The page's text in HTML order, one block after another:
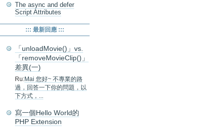
The async and defer
Script Attributes
::: 最新回應 :::
「unloadMovie()」vs.
「removeMovieClip()」
差異(一)
Ru:Mai 您好~ 不專業的路
過，回答一下你的問題，以
下方式，...
寫一個Hello World的
PHP Extension